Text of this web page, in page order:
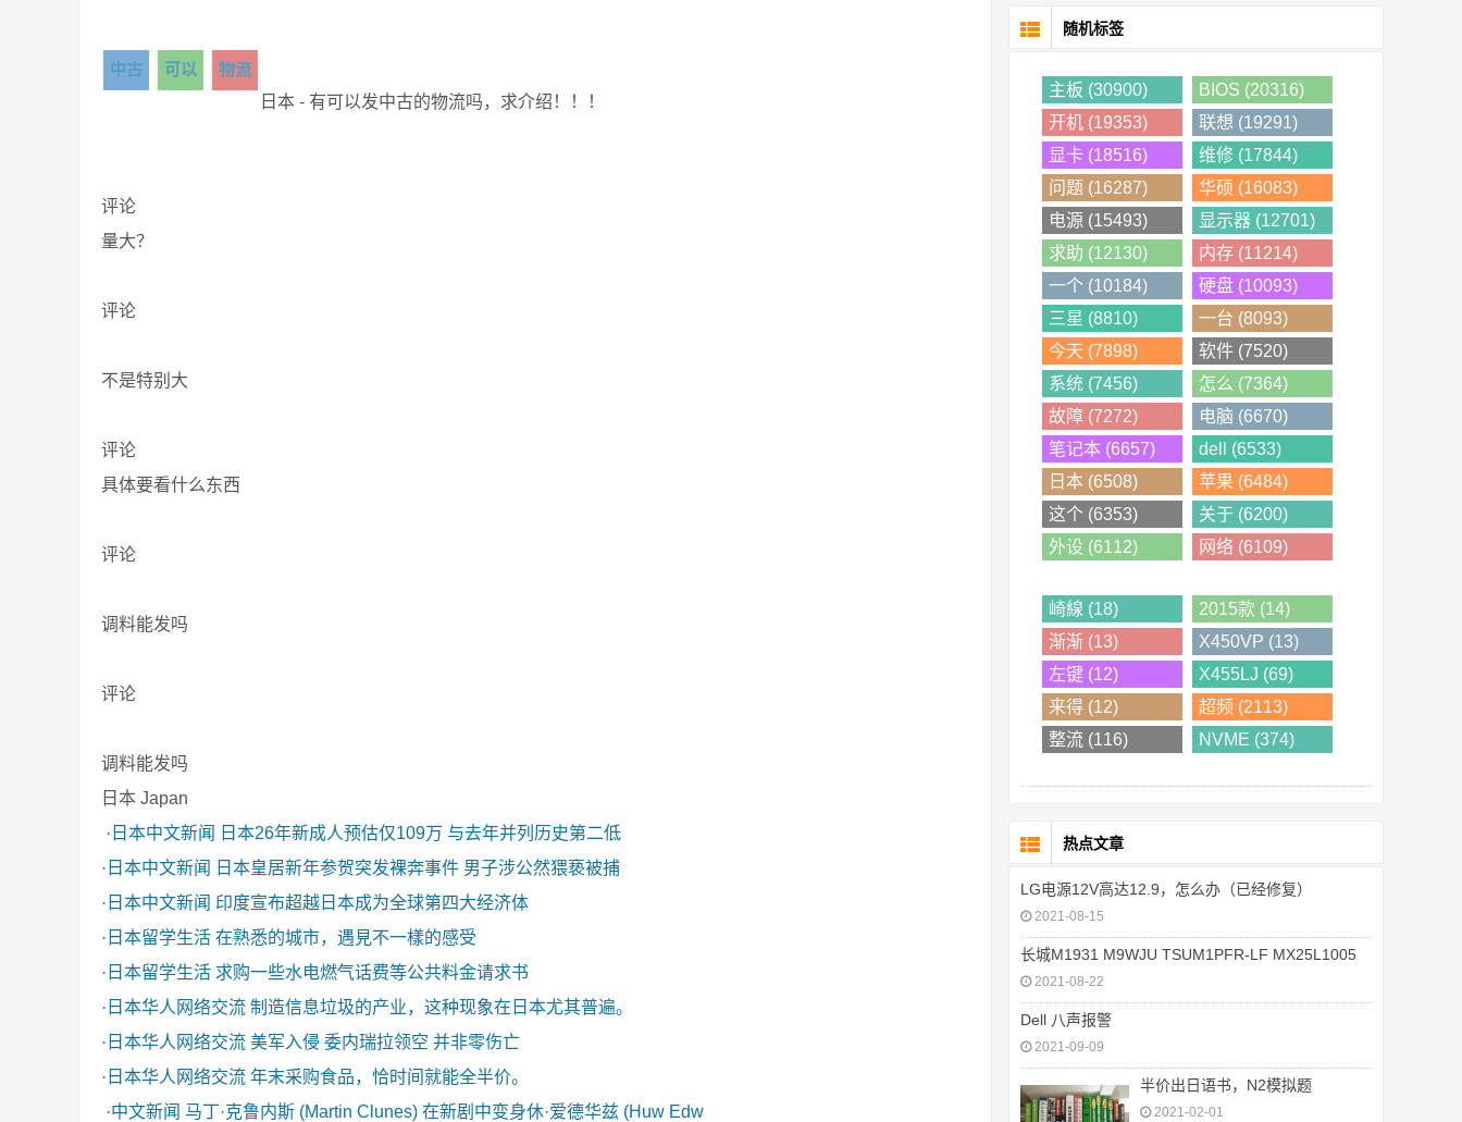
中古 可以
物流
日本 - 有可以发中古的物流吗，求介绍！！！
评论
量大？
评论
不是特别大
评论
具体要看什么东西
评论
调料能发吗
评论
调料能发吗
日本 Japan
· 日本中文新闻
日本26年新成人预估仅109万 与去年并列历史第二低
· 日本中文新闻
日本皇居新年参贺突发裸奔事件 男子涉公然猥亵被捕
· 日本中文新闻 印度宣布超越日本成为全球第四大经济体
· 日本留学生活 在熟悉的城市，遇見不一樣的感受
· 日本留学生活 求购一些水电燃气话费等公共料金请求书
· 日本华人网络交流 制造信息垃圾的产业，这种现象在日本尤其普遍。
· 日本华人网络交流 美军入侵 委内瑞拉领空 并非零伤亡
· 日本华人网络交流 年末采购食品，恰时间就能全半价。
·中文新闻 马丁·克鲁内斯 (Martin Clunes) 在新剧中变身休·爱德华兹 (Huw Edw
随机标签
主板 (30900)
BIOS (20316)
开机 (19353)
联想 (19291)
显卡 (18516)
维修 (17844)
问题 (16287)
华硕 (16083)
电源 (15493)
显示器 (12701)
求助 (12130)
内存 (11214)
一个 (10184)
硬盘 (10093)
三星 (8810)
一台 (8093)
今天 (7898)
软件 (7520)
系统 (7456)
怎么 (7364)
故障 (7272)
电脑 (6670)
笔记本 (6657)
dell (6533)
日本 (6508)
苹果 (6484)
这个 (6353)
关于 (6200)
外设 (6112)
网络 (6109)
崎線 (18)
2015款 (14)
渐渐 (13)
X450VP (13)
左键 (12)
X455LJ (69)
来得 (12)
超频 (2113)
整流 (116)
NVME (374)
热点文章
LG电源12V高达12.9，怎么办（已经修复）
2021-08-15
长城M1931 M9WJU TSUM1PFR-LF MX25L1005
2021-08-22
Dell 八声报警
2021-09-09
半价出日语书，N2模拟题
2021-02-01